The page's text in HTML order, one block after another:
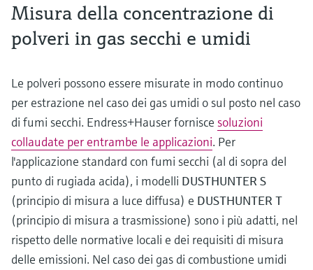
Misura della concentrazione di
polveri in gas secchi e umidi
Le polveri possono essere misurate in modo continuo
per estrazione nel caso dei gas umidi o sul posto nel caso
di fumi secchi. Endress+Hauser fornisce soluzioni
collaudate per entrambe le applicazioni. Per
l'applicazione standard con fumi secchi (al di sopra del
punto di rugiada acida), i modelli DUSTHUNTER S
(principio di misura a luce diffusa) e DUSTHUNTER T
(principio di misura a trasmissione) sono i più adatti, nel
rispetto delle normative locali e dei requisiti di misura
delle emissioni. Nel caso dei gas di combustione umidi